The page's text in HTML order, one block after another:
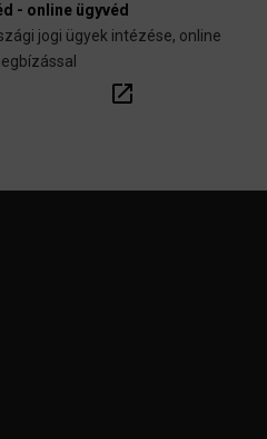
- online ügyvéd
jogi ügyek intézése, online
open_in_new